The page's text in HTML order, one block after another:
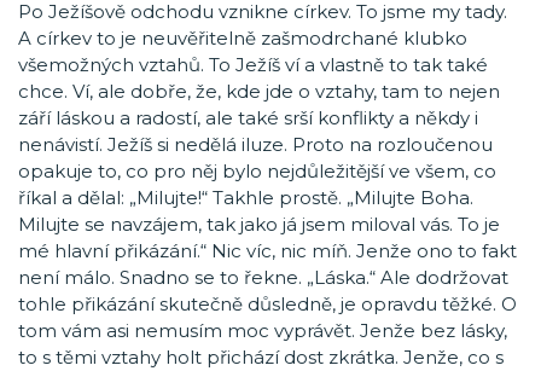
Po Ježíšově odchodu vznikne církev. To jsme my tady.
A církev to je neuvěřitelně zašmodrchané klubko
všemožných vztahů. To Ježíš ví a vlastně to tak také
chce. Ví, ale dobře, že, kde jde o vztahy, tam to nejen
září láskou a radostí, ale také srší konflikty a někdy i
nenávistí. Ježíš si nedělá iluze. Proto na rozloučenou
opakuje to, co pro něj bylo nejdůležitější ve všem, co
říkal a dělal: „Milujte!“ Takhle prostě. „Milujte Boha.
Milujte se navzájem, tak jako já jsem miloval vás. To je
mé hlavní přikázání.“ Nic víc, nic míň. Jenže ono to fakt
není málo. Snadno se to řekne. „Láska.“ Ale dodržovat
tohle přikázání skutečně důsledně, je opravdu těžké. O
tom vám asi nemusím moc vyprávět. Jenže bez lásky,
to s těmi vztahy holt přichází dost zkrátka. Jenže, co s